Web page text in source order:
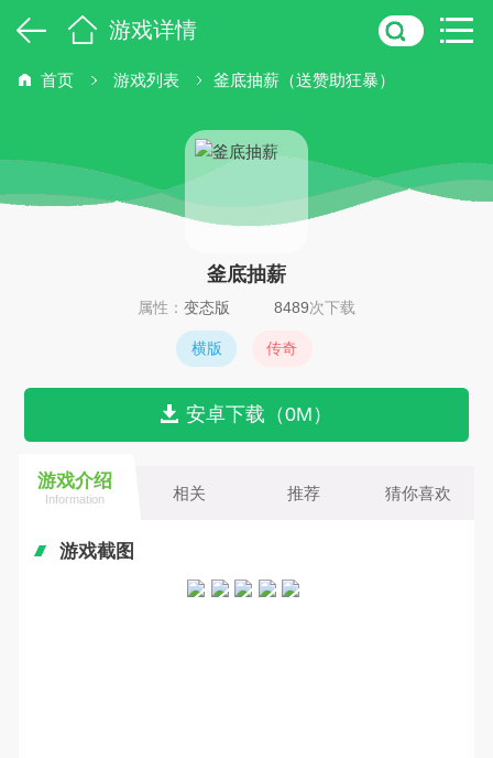
游戏详情
首页 游戏列表 釜底抽薪（送赞助狂暴）
釜底抽薪
属性： 变态版 8489次下载
横版 传奇
安卓下载（0M）
游戏介绍
Information 相关 推荐 猜你喜欢
游戏截图